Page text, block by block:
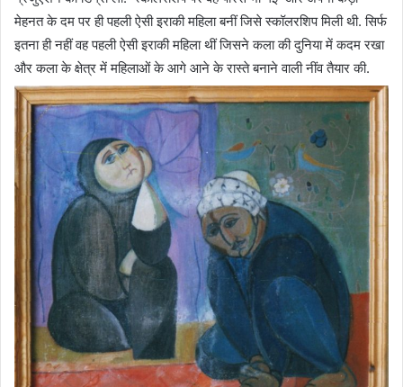
मेहनत के दम पर ही पहली ऐसी इराकी महिला बनीं जिसे स्कॉलरशिप मिली थी. सिर्फ
इतना ही नहीं वह पहली ऐसी इराकी महिला थीं जिसने कला की दुनिया में कदम रखा
और कला के क्षेत्र में महिलाओं के आगे आने के रास्ते बनाने वाली नींव तैयार की.